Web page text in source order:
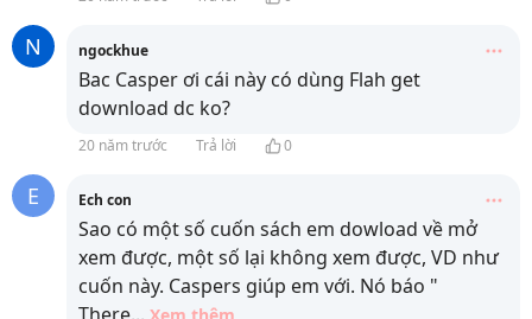
N ngockhue
Bac Casper ơi cái này có dùng Flah get
download dc ko?
20 năm trước Trả lời 0
E Ech con
Sao có một số cuốn sách em dowload về mở
xem được, một số lại không xem được, VD như
cuốn này. Caspers giúp em với. Nó báo "